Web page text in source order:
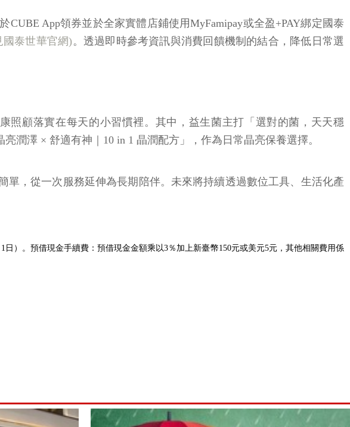
App領券並於全家實體店鋪使用MyFamipay或全盈+PAY綁定國泰
泰世華官網)。透過即時參考資訊與消費回饋機制的結合，降低日常選
照顧落實在每天的小習慣裡。其中，益生菌主打「選對的菌，天天穩
潤澤 × 舒適有神｜10 in 1 晶潤配方」，作為日常晶亮保養選擇。
，從一次服務延伸為長期陪伴。未來將持續透過數位工具、生活化產
）。預借現金手續費：預借現金金額乘以3％加上新臺幣150元或美元5元，其他相關費用係